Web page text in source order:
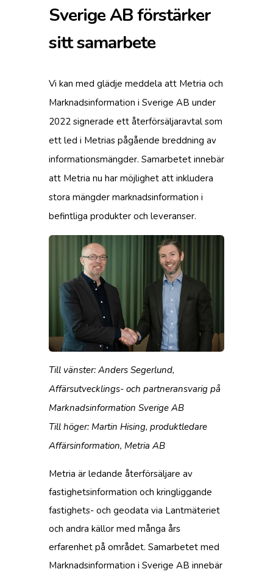
Sverige AB förstärker
sitt samarbete
Vi kan med glädje meddela att Metria och
Marknadsinformation i Sverige AB under
2022 signerade ett återförsäljaravtal som
ett led i Metrias pågående breddning av
informationsmängder. Samarbetet innebär
att Metria nu har möjlighet att inkludera
stora mängder marknadsinformation i
befintliga produkter och leveranser.
Till vänster: Anders Segerlund,
Affärsutvecklings- och partneransvarig på
Marknadsinformation Sverige AB
Till höger: Martin Hising, produktledare
Affärsinformation, Metria AB
Metria är ledande återförsäljare av
fastighetsinformation och kringliggande
fastighets- och geodata via Lantmäteriet
och andra källor med många års
erfarenhet på området. Samarbetet med
Marknadsinformation i Sverige AB innebär